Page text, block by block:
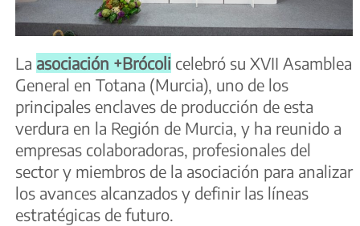
La asociación +Brócoli celebró su XVII Asamblea
General en Totana (Murcia), uno de los
principales enclaves de producción de esta
verdura en la Región de Murcia, y ha reunido a
empresas colaboradoras, profesionales del
sector y miembros de la asociación para analizar
los avances alcanzados y definir las líneas
estratégicas de futuro.